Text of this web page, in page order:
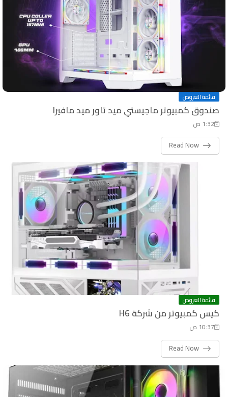
قائمة العروض
صندوق كمبيوتر ماجيستي ميد تاور ميد مافيرا
1:32 ص
Read Now
قائمة العروض
كيس كمبيوتر من شركة H6
10:37 ص
Read Now